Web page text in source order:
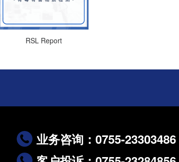
RSL Report
业务咨询：0755-23303486